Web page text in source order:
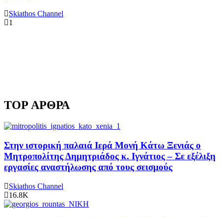
Skiathos Channel
1
TOP ΑΡΘΡΑ
Στην ιστορική παλαιά Ιερά Μονή Κάτω Ξενιάς ο
Μητροπολίτης Δημητριάδος κ. Ιγνάτιος – Σε εξέλιξη
εργασίες αναστήλωσης από τους σεισμούς
Skiathos Channel
16.8K